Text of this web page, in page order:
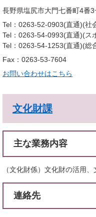
長野県塩尻市大門七番町4番
Tel：0263-52-0903(直通) 社
Tel：0263-54-0993(直通) ス
Tel：0263-54-1253(直通) 総
Fax：0263-53-7604
お問い合わせはこちら
文化財課
主な業務内容
（文化財係）文化財の活用
連絡先